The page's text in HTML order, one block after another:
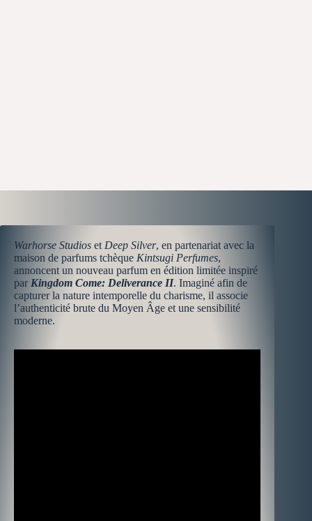
Warhorse Studios et Deep Silver, en partenariat avec la
maison de parfums tchèque Kintsugi Perfumes,
annoncent un nouveau parfum en édition limitée inspiré
par Kingdom Come: Deliverance II. Imaginé afin de
capturer la nature intemporelle du charisme, il associe
l’authenticité brute du Moyen Âge et une sensibilité
moderne.